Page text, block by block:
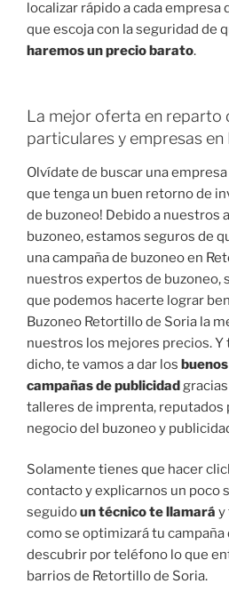
localizar rápido a cada empresa
que escoja con la seguridad de
haremos un precio barato.
La mejor oferta en reparto
particulares y empresas
Olvídate de buscar una
que tenga un buen retorno de
de buzoneo! Debido a nuestros
buzoneo, estamos seguros de
una campaña de buzoneo en
nuestros expertos de buzoneo,
que podemos hacerte lograr
Buzoneo Retortillo de Soria la
nuestros los mejores precios. Y
dicho, te vamos a dar los
campañas de publicidad
talleres de imprenta, reputados
negocio del buzoneo y
Solamente tienes que hacer
contacto y explicarnos un poco
seguidoun técnico te llamará y
como se optimizará tu campaña
descubrir por teléfono lo que
barrios de Retortillo de Soria.